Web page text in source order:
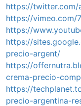
https://twitter.com/
https://vimeo.com/
https://
https://
precio-argent/
https://
crema-precio-
https://
precio-argentina-